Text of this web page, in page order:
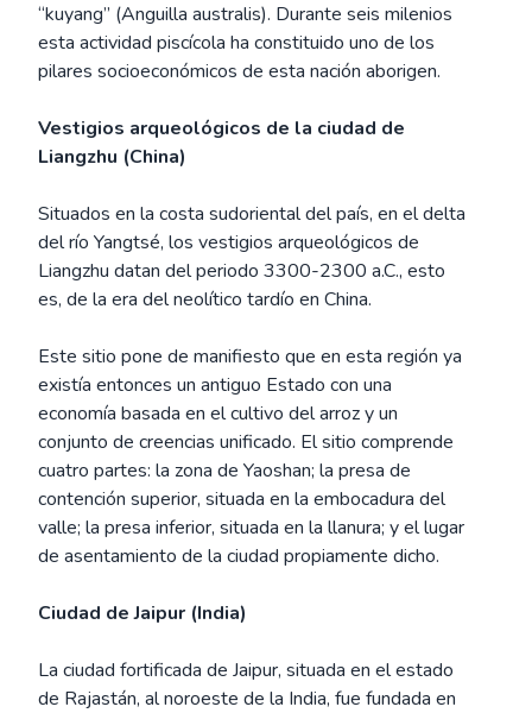
“kuyang” (Anguilla australis). Durante seis milenios
esta actividad piscícola ha constituido uno de los
pilares socioeconómicos de esta nación aborigen.
Vestigios arqueológicos de la ciudad de
Liangzhu (China)
Situados en la costa sudoriental del país, en el delta
del río Yangtsé, los vestigios arqueológicos de
Liangzhu datan del periodo 3300-2300 a.C., esto
es, de la era del neolítico tardío en China.
Este sitio pone de manifiesto que en esta región ya
existía entonces un antiguo Estado con una
economía basada en el cultivo del arroz y un
conjunto de creencias unificado. El sitio comprende
cuatro partes: la zona de Yaoshan; la presa de
contención superior, situada en la embocadura del
valle; la presa inferior, situada en la llanura; y el lugar
de asentamiento de la ciudad propiamente dicho.
Ciudad de Jaipur (India)
La ciudad fortificada de Jaipur, situada en el estado
de Rajastán, al noroeste de la India, fue fundada en